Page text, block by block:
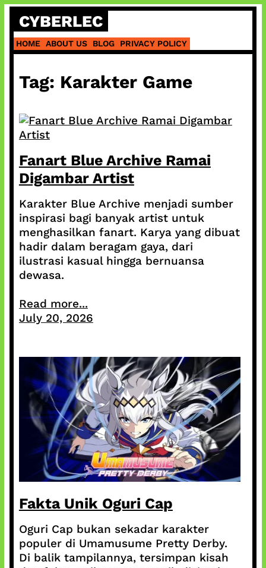
Skip
content
CYBERLEC
HOME ABOUT US BLOG PRIVACY POLICY
Tag: Karakter Game
Fanart Blue Archive Ramai
Digambar Artist
Karakter Blue Archive menjadi sumber
inspirasi bagi banyak artist untuk
menghasilkan fanart. Karya yang dibuat
hadir dalam beragam gaya, dari
ilustrasi kasual hingga bernuansa
dewasa.
Read more...
July 20, 2026
Fakta Unik Oguri Cap
Oguri Cap bukan sekadar karakter
populer di Umamusume Pretty Derby.
Di balik tampilannya, tersimpan kisah